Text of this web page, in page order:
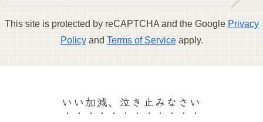
This site is protected by reCAPTCHA and the Google Privacy
Policyand Terms of Serviceapply.
いい加減、泣き止みなさい